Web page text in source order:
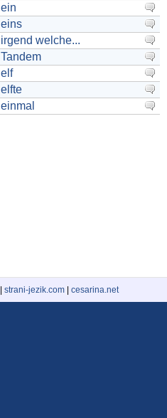
ein
eins
irgend welche...
Tandem
elf
elfte
einmal
strani-jezik.com cesarina.net